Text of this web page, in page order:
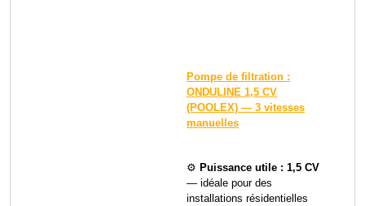
Pompe de filtration :
ONDULINE 1,5 CV
(POOLEX) — 3 vitesses
manuelles
⚙️ Puissance utile : 1,5 CV
— idéale pour des
installations résidentielles